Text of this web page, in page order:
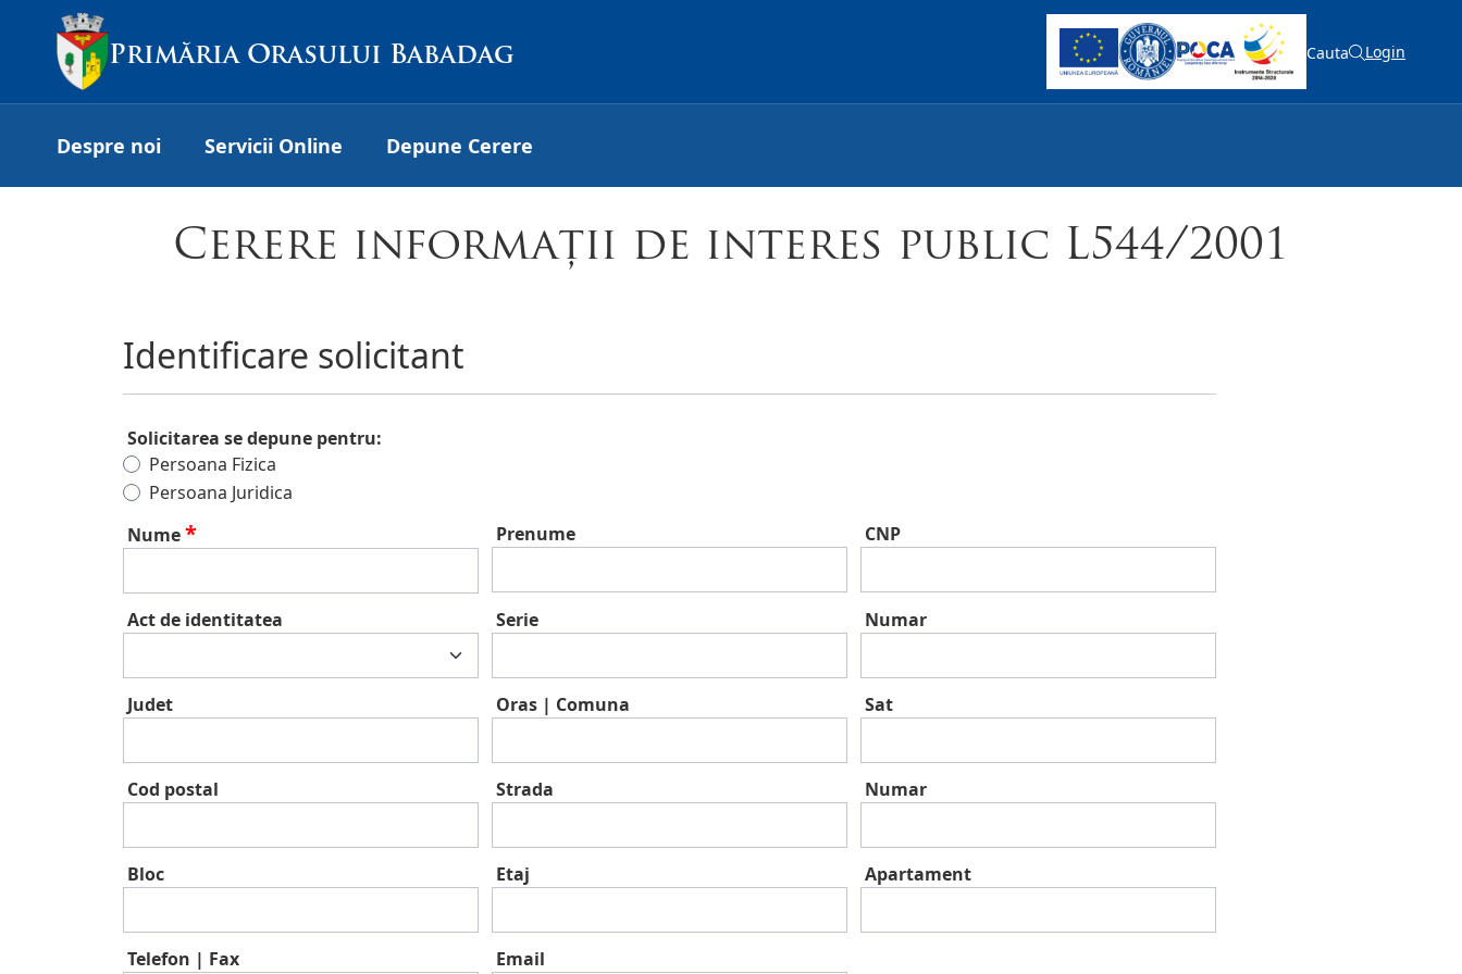
Primăria Orasului Babadag Cauta Login
Despre noi Servicii Online Depune Cerere
Cerere informații de interes public L544/2001
Identificare solicitant
Solicitarea se depune pentru:
Persoana Fizica
Persoana Juridica
Nume
Prenume CNP
Act de identitatea Serie Numar
Judet Oras | Comuna Sat
Cod postal Strada Numar
Bloc Etaj Apartament
Telefon | Fax Email